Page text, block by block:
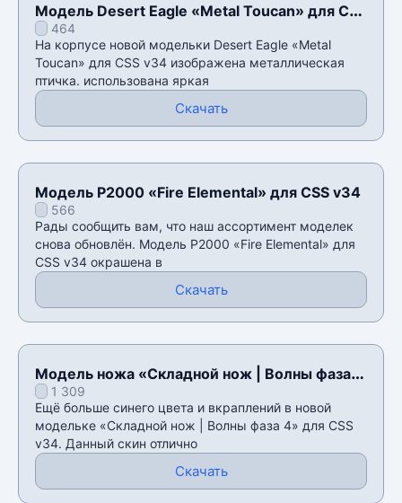
Модель Desert Eagle «Metal Toucan» для CSS
v34464
На корпусе новой модельки Desert Eagle «Metal
Toucan» для CSS v34 изображена металлическая
птичка. использована яркая
Скачать
Модель P2000 «Fire Elemental» для CSS v34
566
Рады сообщить вам, что наш ассортимент моделек
снова обновлён. Модель P2000 «Fire Elemental» для
CSS v34 окрашена в
Скачать
Модель ножа «Складной нож | Волны фаза
4» для CSS v34
1 309
Ещё больше синего цвета и вкраплений в новой
модельке «Складной нож | Волны фаза 4» для CSS
v34. Данный скин отлично
Скачать